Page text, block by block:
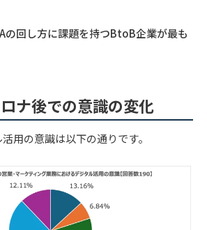
の回し方に課題を持つBtoB企業が最も
ナ後での意識の変化
用の意識は以下の通りです。